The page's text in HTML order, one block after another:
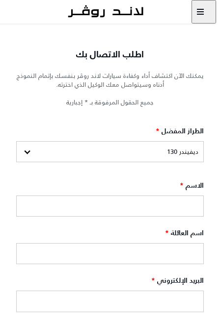
اطلب الاتصال بك
يمكنك الآن اكتشاف أداء وكفاءة سيارات لاند روڤر بنفسك بإتمام النموذج
أدناه وسيتواصل معك الوكيل الذي اخترته.
جميع الحقول المرفوقة بـ * إجبارية
الطراز المفضل *
الاسم *
اسم العائلة *
البريد الإلكتروني *